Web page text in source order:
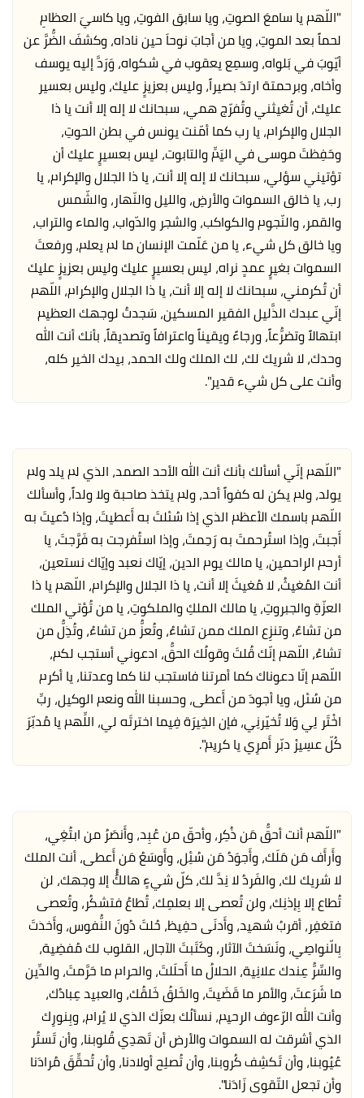
"اللّهم يا سامعَ الصوتِ، ويا سابق الفوتِ، ويا كاسيَ العظامِ
لحماً بعد الموتِ، ويا من أجابَ نوحاَ حين ناداه، وكشفَ الضُّرَّ عن
أيّوبَ في بَلواه، وسمِع يعقوب في شكواه، وَرَدَّ إليه يوسف
وأخاه، وبرحمتة ارتدَ بصيراً، وليس بعزيزٍ عليك، وليس بعسير
عليك، أن تُغيثني وتُفرّج همي، سبحانك لا إله إلا أنت يا ذا
الجلال والإكرام، يا رب كما أمّنت يونس في بطن الحوتِ،
وحَفِظتَ موسى في اليَمِّ والتابوت، ليس بعسيرٍ عليك أن
تؤتيني سؤلي، سبحانك لا إله إلا أنت، يا ذا الجلال والإكرام، يا
رب، يا خالق السموات والأرضِ، والليل والنّهار، والشّمس
والقمر، والنّجوم والكواكب، والشجر والدّواب، والماء والتراب،
ويا خالق كل شيء، يا من عَلّمت الإنسان ما لم يعلم، ورفعتَ
السموات بغيرٍ عمدٍ نراه، ليس بعسيرٍ عليك وليس بعزيزٍ عليك
أن تُكرمني، سبحانك لا إله إلا أنت، يا ذا الجلال والإكرام، اللّهم
إنّي عبدك الذَّليل الفقير المسكين، سَجدتُ لوجهك العظيم
ابتهالاً وتضرُّعاً، ورجاءً ويقيناً واعترافاً وتصديقاً، بأنك أنت الله
وحدك، لا شريك لك، لك الملك ولك الحمد، بيدك الخير كله،
وأنت على كل شيء قدير".
"اللّهم إنّي أسألك بأنك أنت الله الأحد الصمد، الذي لم يلد ولم
يولد، ولم يكن له كفواً أحد، ولم يتخذ صاحبة ولا ولداً، وأسألك
اللّهم باسمك الأعظم الذي إذا سُئلتَ به أَعطيتَ، وإذا دُعيتَ به
أَجبتَ، وإذا استُرحمتَ به رَحِمتَ، وإذا استُفرجت به فَرَّجتَ، يا
أرحم الراحمين، يا مالك يوم الدين، إيّاك نعبد وإيّاك نستعين،
أنت المُغيثُ، لا مُغيثَ إلا أنت، يا ذا الجلال والإكرام، اللّهم يا ذا
العزّةِ والجبروتِ، يا مالك الملكِ والملكوتِ، يا من تُؤتي الملك
من تشاءُ، وتنزِع الملك ممن تشاءُ، وتُعزُّ من تشاءُ، وتُذِلُّ من
تشاءُ، اللّهم إنّك قُلتَ وقولُك الحقُّ، ادعوني أستجب لكم،
اللّهم إنّا دعوناك كما أمرتنا فاستجب لنا كما وعدتنا، يا أكرم
من سُئل، ويا أجودَ من أَعطى، وحسبنا الله ونعم الوكيل، ربِّ
اخْتَر لِي وَلا تُخيّرنِي، فإن الخِيرَة فِيما اخترتَه لي، اللِّهم يا مُدبّرَ
كُلّ عسِيرْ دبّر أَمرِي يا كريم".
"اللّهم أنت أحقُّ مَن ذُكِر، وأحقّ من عُبِد، وأَنصَرُ من ابتُغِي،
وأَرأَف مَن مَلَك، وأَجوَدُ مَن سُئِل، وأَوسَعُ مَن أَعطى، أنت الملك
لا شريك لك، والفَردُ لا نِدَّ لك، كلّ شيءٍ هالكٌُُ إلا وجهك، لن
تُطاع إلا بِإذنِك، ولن تُعصى إلا بعلمِك، تُطاعُ فتشكُر، وتُعصى
فتغفِر، أقربُ شهيد، وأَدنَى حفِيظ، حُلتَ دُونَ النُّفوس، وأَخذتَ
بِالّنواصِي، ونَسَختَ الآثار، وكَتَبتَ الآجال، القلوب لك مُفضِية،
والسِّرُّ عِندك علانِية، الحلالُ ما أَحلَلتَ، والحرام ما حَرَّمتَ، والدِّين
ما شَرَعتَ، والأمر ما قَضَيتَ، والخَلقُ خَلقُك، والعبيد عِبادُك،
وأنت الله الرّءوف الرحيم، نسألُك بعزّك الذي لا يُرام، وبِنورِك
الذي أشرقت له السموات والأرض أن تَهدِي قُلوبنا، وأن تَستُر
عُيُوبنا، وأن تَكشِف كُروبنا، وأن تُصلِح أولادنا، وأن تُحقِّقَ مُرادَنا
وأن تجعل التّقوى زَادَنا".